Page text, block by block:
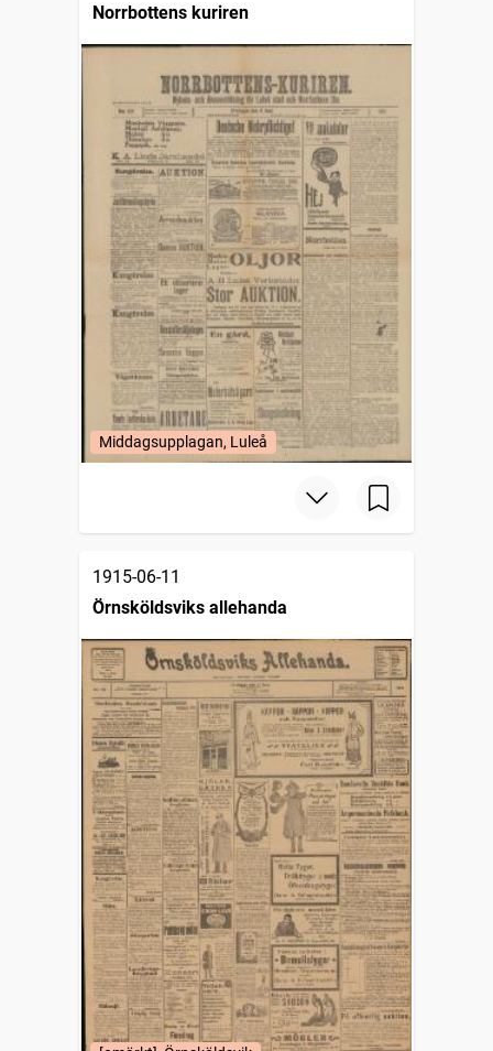
Norrbottens kuriren
Middagsupplagan, Luleå
1915-06-11
Örnsköldsviks allehanda